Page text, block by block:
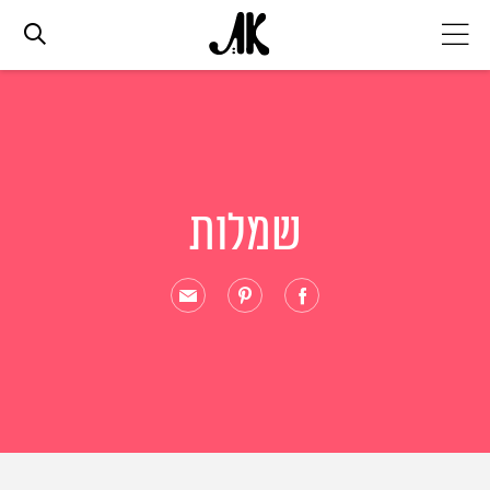
ביוטי
שמלות